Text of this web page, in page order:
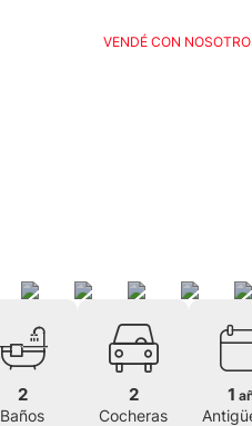
VENDÉ CON
2
Baños
2
Cocheras
1